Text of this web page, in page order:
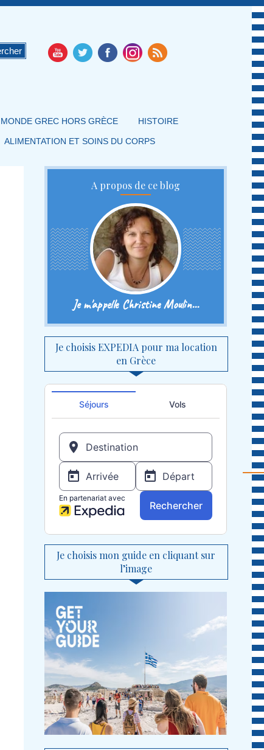
MONDE GREC HORS GRÈCE HISTOIRE
ALIMENTATION ET SOINS DU CORPS
A propos de ce blog
Je m'appelle Christine Moulin...
Je choisis EXPEDIA pour ma location
en Grèce
Je choisis mon guide en cliquant sur
l’image